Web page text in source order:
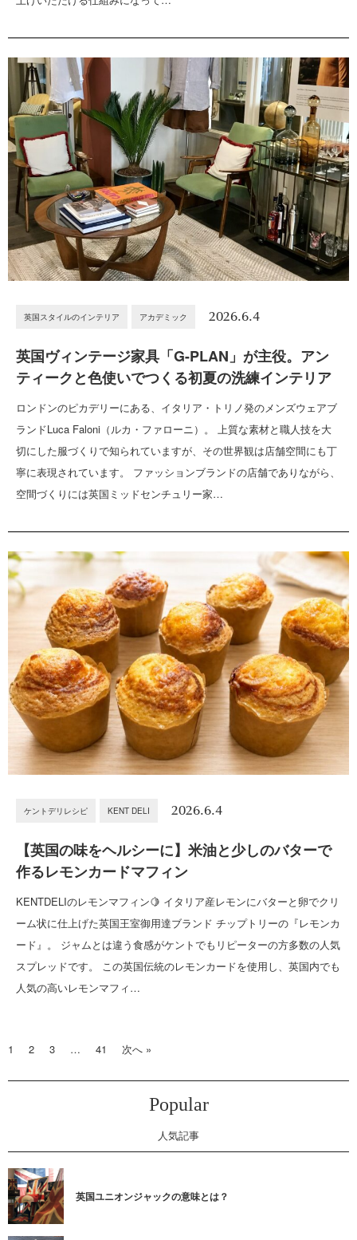
英国スタイルのインテリア アカデミック 2026.6.4
英国ヴィンテージ家具「G-PLAN」が主役。アン
ティークと色使いでつくる初夏の洗練インテリア
ロンドンのピカデリーにある、イタリア・トリノ発のメンズウェアブ
ランドLuca Faloni（ルカ・ファローニ）。 上質な素材と職人技を大
切にした服づくりで知られていますが、その世界観は店舗空間にも丁
寧に表現されています。 ファッションブランドの店舗でありながら、
空間づくりには英国ミッドセンチュリー家…
ケントデリレシピ KENT DELI 2026.6.4
【英国の味をヘルシーに】米油と少しのバターで
作るレモンカードマフィン
KENTDELIのレモンマフィン🍋 イタリア産レモンにバターと卵でクリ
ーム状に仕上げた英国王室御用達ブランド チップトリーの『レモンカ
ード』。 ジャムとは違う食感がケントでもリピーターの方多数の人気
スプレッドです。 この英国伝統のレモンカードを使用し、英国内でも
人気の高いレモンマフィ…
1 2 3 … 41 次へ »
Popular
人気記事
英国ユニオンジャックの意味とは？